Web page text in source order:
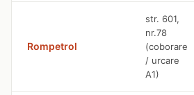
Rompetrol
str. 601,
nr.78
(coborare
/ urcare
A1)